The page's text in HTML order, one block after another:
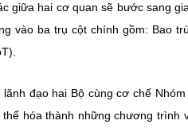
giữa hai cơ quan sẽ bước sang
vào ba trụ cột chính gồm: Bao
đạo hai Bộ cùng cơ chế
hóa thành những chương